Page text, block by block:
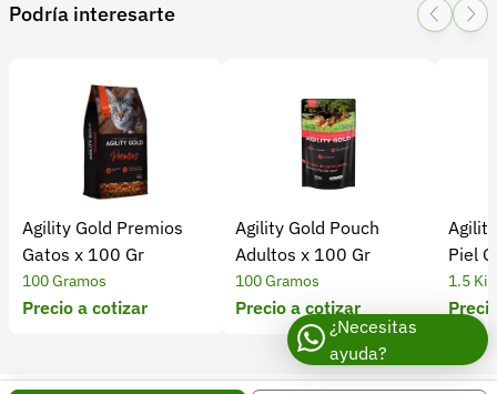
Tipo de producto:Insumo
1 Star
2 Star
3 Star4 Star
0 calificaciones
5 Estrellas
4 Estrellas
3 Estrellas
2 Estrellas
1 Estrellas
Podría interesarte
Agility Gold Premios
Gatos x 100 Gr
100 Gramos
Precio a cotizar
Agility Gold Pouch
Adultos x 100 Gr
100 Gramos
Precio a cotizar
Piel
1.5
¿Necesitas
ayuda?